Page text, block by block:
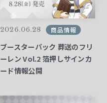
2026.06.28 商品情報
ブースターパック 葬送のフリ
ーレン Vol.2 箔押しサインカ
ード情報公開